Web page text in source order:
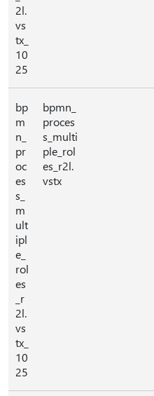
2l.
vs
tx_
10
25
bp
m
n_
pr
oc
es
s_
m
ult
ipl
e_
rol
es
_r
2l.
vs
tx_
10
25
bpmn_
proces
s_multi
ple_rol
es_r2l.
vstx